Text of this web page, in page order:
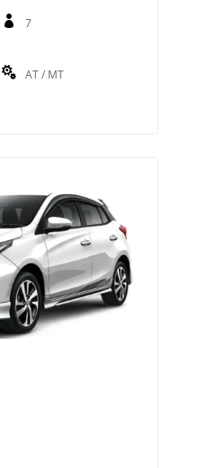
7
AT / MT